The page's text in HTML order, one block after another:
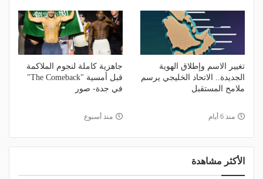
تغيير الاسم وإطلاق الهوية
الجديدة.. الاتحاد الخليجي يرسم
ملامح المستقبل
منذ 6 أيام
جاهزية كاملة لنجوم الملاكمة
قبل أمسية "The Comeback"
في جدة- صور
منذ أسبوع
الأكثر مشاهدة